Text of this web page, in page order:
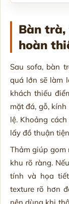
Bàn
hoàn
Sau sofa, bàn
quá lớn sẽ làm
khách thiếu
mặt đá, gỗ,
lệ. Khoảng
lấy đồ thuận
Thảm giúp gom
khu rõ ràng.
tính và họa
texture rõ hơn